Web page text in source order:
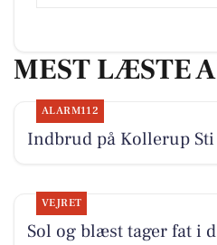
MEST LÆSTE
ALARM112
Indbrud på Kollerup
VEJRET
Sol og blæst tager fat i